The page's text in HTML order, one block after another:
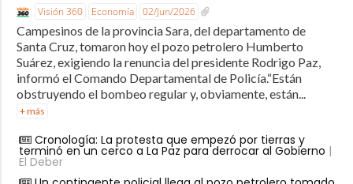
Visión 360 Economía 02/Jun/2026
Campesinos de la provincia Sara, del departamento de
Santa Cruz, tomaron hoy el pozo petrolero Humberto
Suárez, exigiendo la renuncia del presidente Rodrigo Paz,
informó el Comando Departamental de Policía.“Están
obstruyendo el bombeo regular y, obviamente, están...
+ más
Cronología: La protesta que empezó por tierras y
terminó en un cerco a La Paz para derrocar al Gobierno |
El Deber